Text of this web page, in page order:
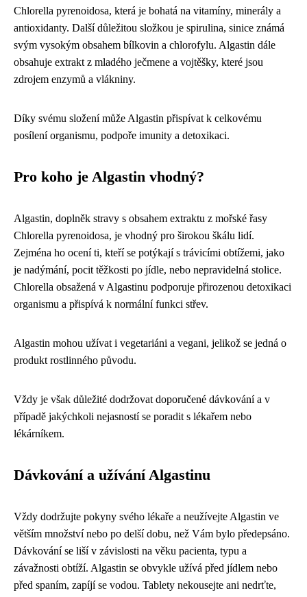
Chlorella pyrenoidosa, která je bohatá na vitamíny, minerály a
antioxidanty. Další důležitou složkou je spirulina, sinice známá
svým vysokým obsahem bílkovin a chlorofylu. Algastin dále
obsahuje extrakt z mladého ječmene a vojtěšky, které jsou
zdrojem enzymů a vlákniny.
Díky svému složení může Algastin přispívat k celkovému
posílení organismu, podpoře imunity a detoxikaci.
Pro koho je Algastin vhodný?
Algastin, doplněk stravy s obsahem extraktu z mořské řasy
Chlorella pyrenoidosa, je vhodný pro širokou škálu lidí.
Zejména ho ocení ti, kteří se potýkají s trávicími obtížemi, jako
je nadýmání, pocit těžkosti po jídle, nebo nepravidelná stolice.
Chlorella obsažená v Algastinu podporuje přirozenou detoxikaci
organismu a přispívá k normální funkci střev.
Algastin mohou užívat i vegetariáni a vegani, jelikož se jedná o
produkt rostlinného původu.
Vždy je však důležité dodržovat doporučené dávkování a v
případě jakýchkoli nejasností se poradit s lékařem nebo
lékárníkem.
Dávkování a užívání Algastinu
Vždy dodržujte pokyny svého lékaře a neužívejte Algastin ve
větším množství nebo po delší dobu, než Vám bylo předepsáno.
Dávkování se liší v závislosti na věku pacienta, typu a
závažnosti obtíží. Algastin se obvykle užívá před jídlem nebo
před spaním, zapíjí se vodou. Tablety nekousejte ani nedrťte,